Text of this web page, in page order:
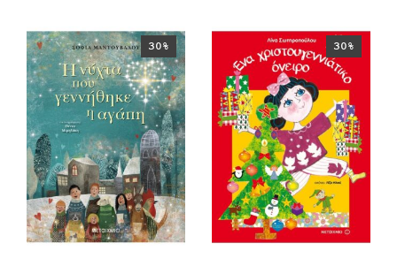
was:
€8.80.
τιμή
είναι:
€7.90.
€12.00.
είναι:
€8.40.
30% 30%